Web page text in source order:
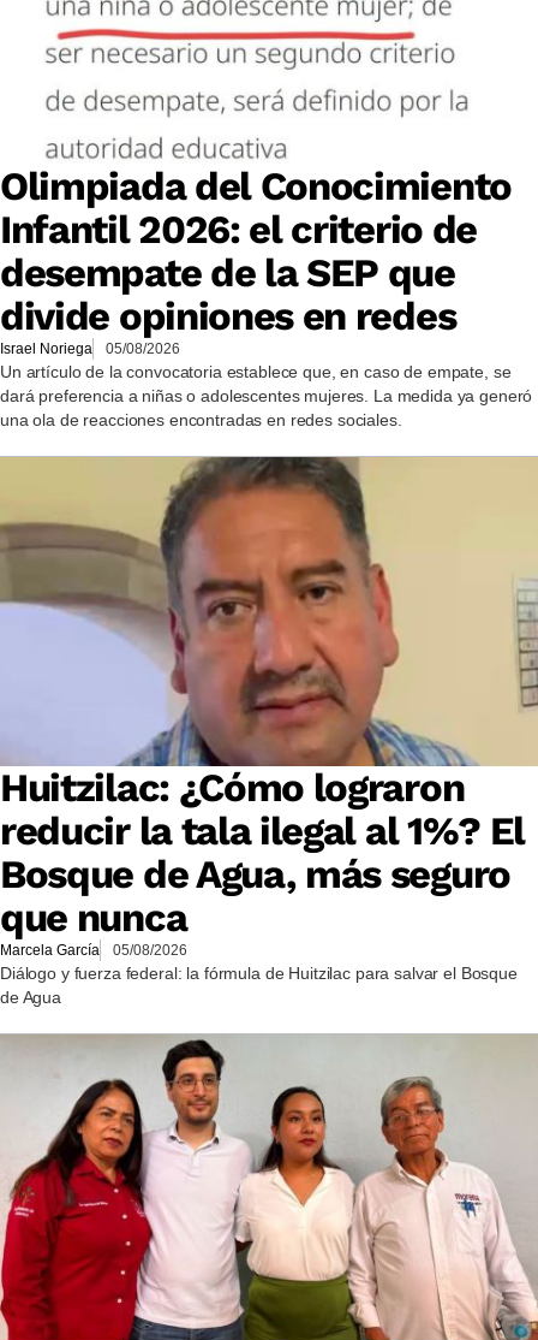
Olimpiada del Conocimiento
Infantil 2026: el criterio de
desempate de la SEP que
divide opiniones en redes
Israel Noriega 05/08/2026
Un artículo de la convocatoria establece que, en caso de empate, se
dará preferencia a niñas o adolescentes mujeres. La medida ya generó
una ola de reacciones encontradas en redes sociales.
Huitzilac: ¿Cómo lograron
reducir la tala ilegal al 1%? El
Bosque de Agua, más seguro
que nunca
Marcela García 05/08/2026
Diálogo y fuerza federal: la fórmula de Huitzilac para salvar el Bosque
de Agua